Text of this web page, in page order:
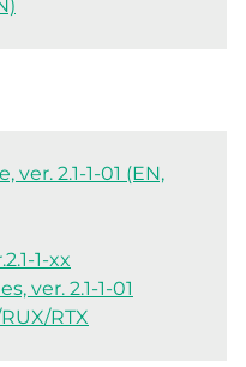
ver. 2.1-1-01 (EN,
1-xx
ver. 2.1-1-01
RTX